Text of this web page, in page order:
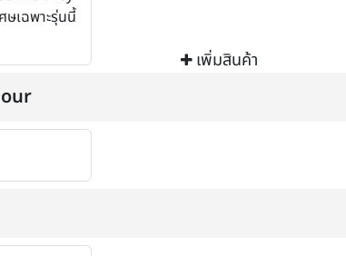
เพิ่มสินค้า
เฉพาะรุ่นนี้